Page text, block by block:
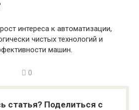
интереса к автоматизации,
чистых технологий и
машин.
0
статья? Поделиться с